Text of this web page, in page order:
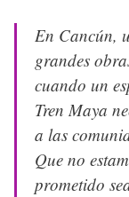
En Cancún,
grandes
cuando un
Tren Maya
a las
Que no
prometido